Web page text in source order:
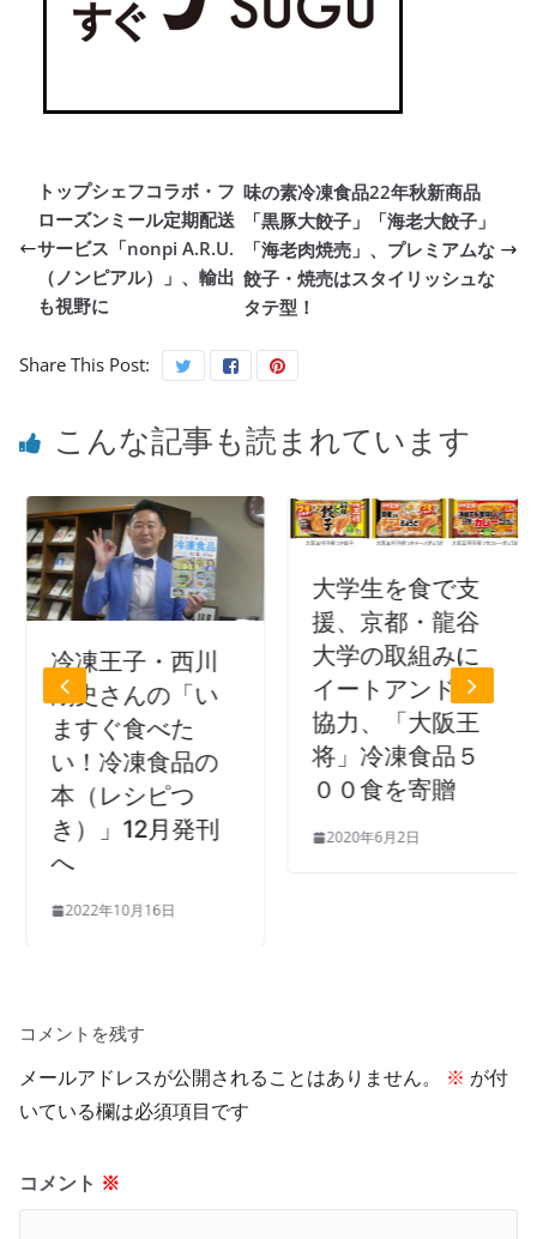
トップシェフコラボ・フ
ローズンミール定期配送
サービス「nonpi A.R.U.
（ノンピアル）」、輸出
も視野に
味の素冷凍食品22年秋新商品
「黒豚大餃子」「海老大餃子」
「海老肉焼売」、プレミアムな
餃子・焼売はスタイリッシュな
タテ型！
Share This Post:
こんな記事も読まれています
冷凍王子・西川
剛史さんの「い
ますぐ食べた
い！冷凍食品の
本（レシピつ
き）」12月発刊
へ
2022年10月16日
大学生を食で支
援、京都・龍谷
大学の取組みに
イートアンドが
協力、「大阪王
将」冷凍食品５
００食を寄贈
2020年6月2日
コメントを残す
メールアドレスが公開されることはありません。 ※ が付
いている欄は必須項目です
コメント ※